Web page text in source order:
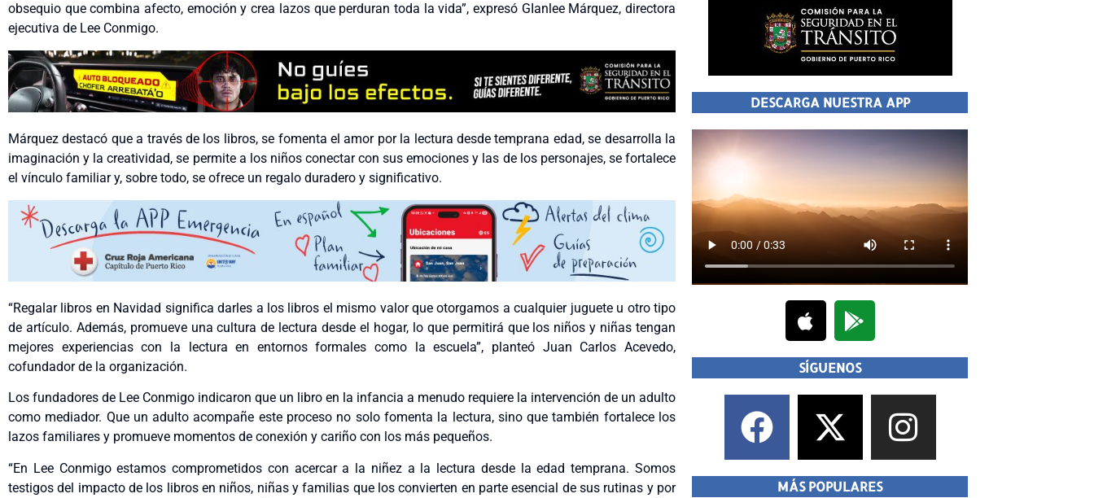
obsequio que combina afecto, emoción y crea lazos que perduran toda la vida”, expresó GIanlee Márquez, directora
ejecutiva de Lee Conmigo.
Márquez destacó que a través de los libros, se fomenta el amor por la lectura desde temprana edad, se desarrolla la
imaginación y la creatividad, se permite a los niños conectar con sus emociones y las de los personajes, se fortalece
el vínculo familiar y, sobre todo, se ofrece un regalo duradero y significativo.
“Regalar libros en Navidad significa darles a los libros el mismo valor que otorgamos a cualquier juguete u otro tipo
de artículo. Además, promueve una cultura de lectura desde el hogar, lo que permitirá que los niños y niñas tengan
mejores experiencias con la lectura en entornos formales como la escuela”, planteó Juan Carlos Acevedo,
cofundador de la organización.
Los fundadores de Lee Conmigo indicaron que un libro en la infancia a menudo requiere la intervención de un adulto
como mediador. Que un adulto acompañe este proceso no solo fomenta la lectura, sino que también fortalece los
lazos familiares y promueve momentos de conexión y cariño con los más pequeños.
“En Lee Conmigo estamos comprometidos con acercar a la niñez a la lectura desde la edad temprana. Somos
testigos del impacto de los libros en niños, niñas y familias que los convierten en parte esencial de sus rutinas y por
DESCARGA NUESTRA APP
SÍGUENOS
MÁS POPULARES